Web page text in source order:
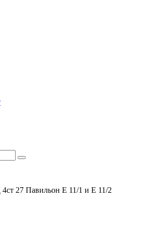
27 Павильон Е 11/1 и Е 11/2